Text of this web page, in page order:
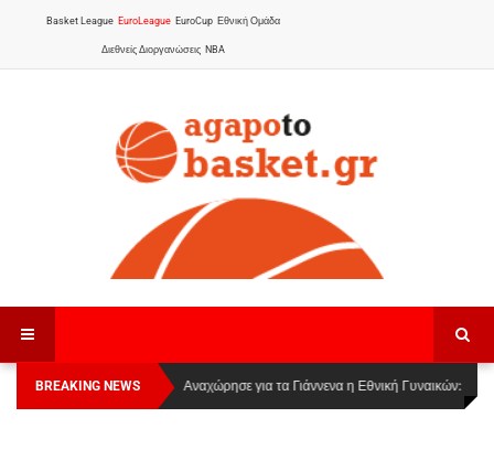
Basket League EuroLeague EuroCup Εθνική Ομάδα
Διεθνείς Διοργανώσεις NBA
BREAKING NEWS
Οι Πάνθηρες Καβάλας στην Women Basketball
League 1
Αναχώρησε για τα Γιάννενα η Εθνική Γυναικών: